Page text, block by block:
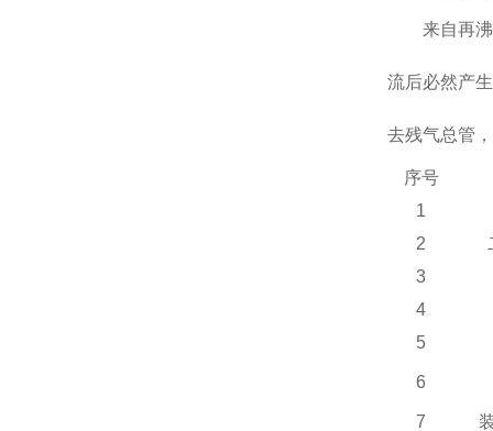
来自再
流后必然产
去残气总管
序号
1
2
3
4
5
6
7